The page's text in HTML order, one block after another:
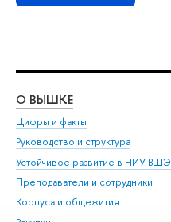
О ВЫШКЕ
Цифры и факты
Руководство и структура
Устойчивое развитие в НИУ ВШЭ
Преподаватели и сотрудники
Корпуса и общежития